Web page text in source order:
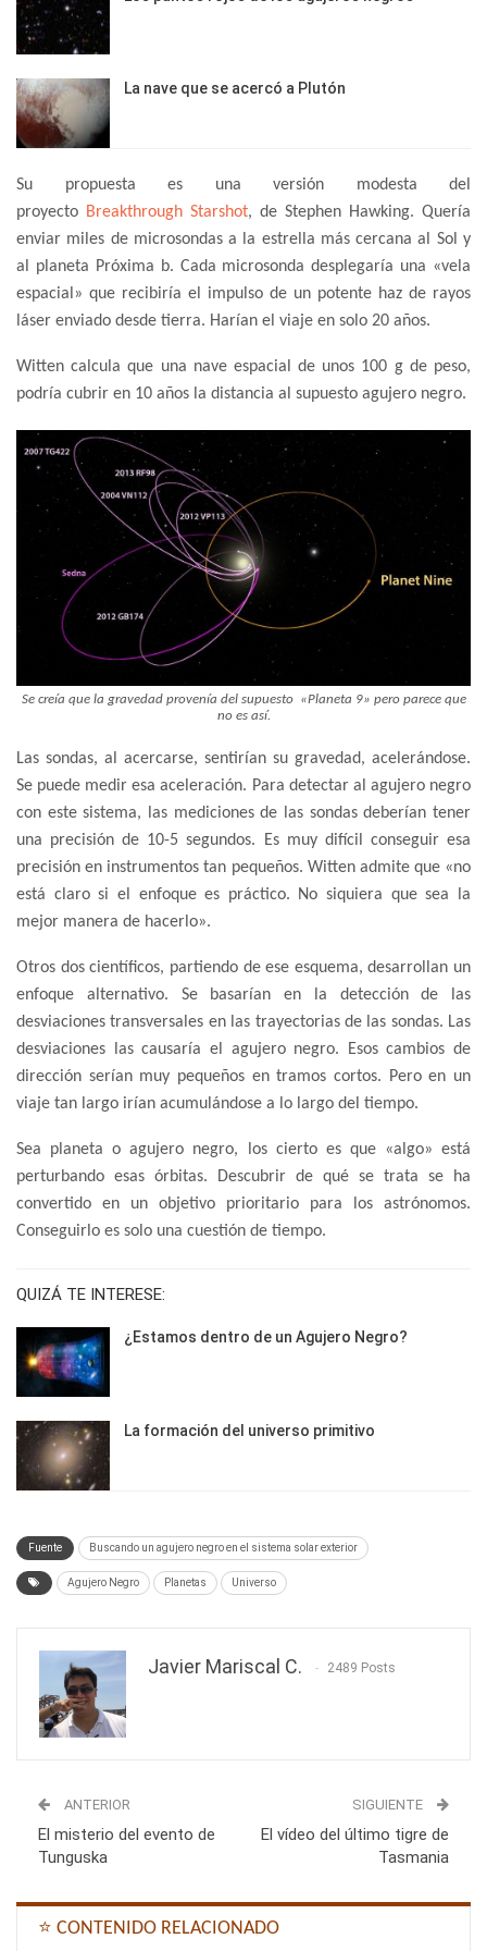
La nave que se acercó a Plutón
Su propuesta es una versión modesta del
proyecto Breakthrough Starshot, de Stephen Hawking. Quería
enviar miles de microsondas a la estrella más cercana al Sol y
al planeta Próxima b. Cada microsonda desplegaría una «vela
espacial» que recibiría el impulso de un potente haz de rayos
láser enviado desde tierra. Harían el viaje en solo 20 años.
Witten calcula que una nave espacial de unos 100 g de peso,
podría cubrir en 10 años la distancia al supuesto agujero negro.
Se creía que la gravedad provenía del supuesto «Planeta 9» pero parece que
no es así.
Las sondas, al acercarse, sentirían su gravedad, acelerándose.
Se puede medir esa aceleración. Para detectar al agujero negro
con este sistema, las mediciones de las sondas deberían tener
una precisión de 10-5 segundos. Es muy difícil conseguir esa
precisión en instrumentos tan pequeños. Witten admite que «no
está claro si el enfoque es práctico. No siquiera que sea la
mejor manera de hacerlo».
Otros dos científicos, partiendo de ese esquema, desarrollan un
enfoque alternativo. Se basarían en la detección de las
desviaciones transversales en las trayectorias de las sondas. Las
desviaciones las causaría el agujero negro. Esos cambios de
dirección serían muy pequeños en tramos cortos. Pero en un
viaje tan largo irían acumulándose a lo largo del tiempo.
Sea planeta o agujero negro, los cierto es que «algo» está
perturbando esas órbitas. Descubrir de qué se trata se ha
convertido en un objetivo prioritario para los astrónomos.
Conseguirlo es solo una cuestión de tiempo.
QUIZÁ TE INTERESE:
¿Estamos dentro de un Agujero Negro?
La formación del universo primitivo
Fuente Buscando un agujero negro en el sistema solar exterior
Agujero Negro Planetas Universo
Javier Mariscal C. 2489 Posts
ANTERIOR
El misterio del evento de
Tunguska
SIGUIENTE
El vídeo del último tigre de
Tasmania
⭐ CONTENIDO RELACIONADO